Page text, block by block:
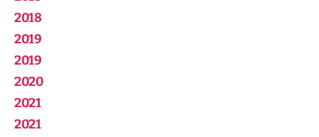
2018
2019
2019
2020
2021
2021